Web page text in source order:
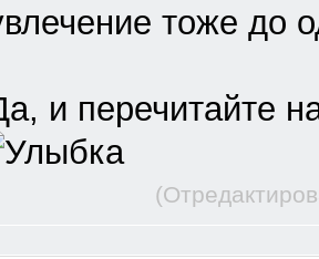
тоже до
и перечитайте